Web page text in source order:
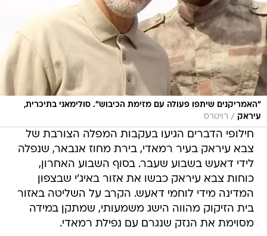
"האמריקנים שיתפו פעולה עם מזימת הכיבוש". סולימאני בתיכרית,
עיראק / רויטרס
חילופי הדברים הגיעו בעקבות המפלה הצורבת של
צבא עיראק בעיר רמאדי, בירת מחוז אנבאר, שנפלה
לידי דאעש בשבוע שעבר. בסוף השבוע האחרון,
כוחות צבא עיראק כבשו את אזור באיג'י שבצפון
המדינה מידי לוחמי דאעש. הקרב על השליטה באזור
בית הזיקוק מהווה הישג משמעותי, שמתקן במידה
מסוימת את הנזק שנגרם עם נפילת רמאדי.